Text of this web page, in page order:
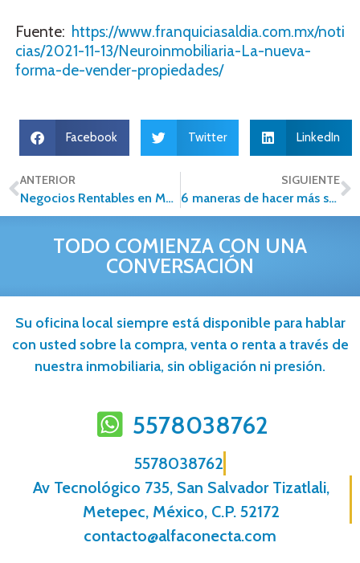
Fuente: https://www.franquiciasaldia.com.mx/noti
cias/2021-11-13/Neuroinmobiliaria-La-nueva-
forma-de-vender-propiedades/
Facebook Twitter LinkedIn
ANTERIOR
Negocios Rentables en México en los que debes emprender
SIGUIENTE
6 maneras de hacer más sostenible nuestro hogar.
TODO COMIENZA CON UNA
CONVERSACIÓN
Su oficina local siempre está disponible para hablar
con usted sobre la compra, venta o renta a través de
nuestra inmobiliaria, sin obligación ni presión.
5578038762
5578038762
Av Tecnológico 735, San Salvador Tizatlali,
Metepec, México, C.P. 52172
contacto@alfaconecta.com